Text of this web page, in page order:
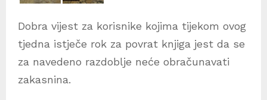
Dobra vijest za korisnike kojima tijekom ovog
tjedna istječe rok za povrat knjiga jest da se
za navedeno razdoblje neće obračunavati
zakasnina.